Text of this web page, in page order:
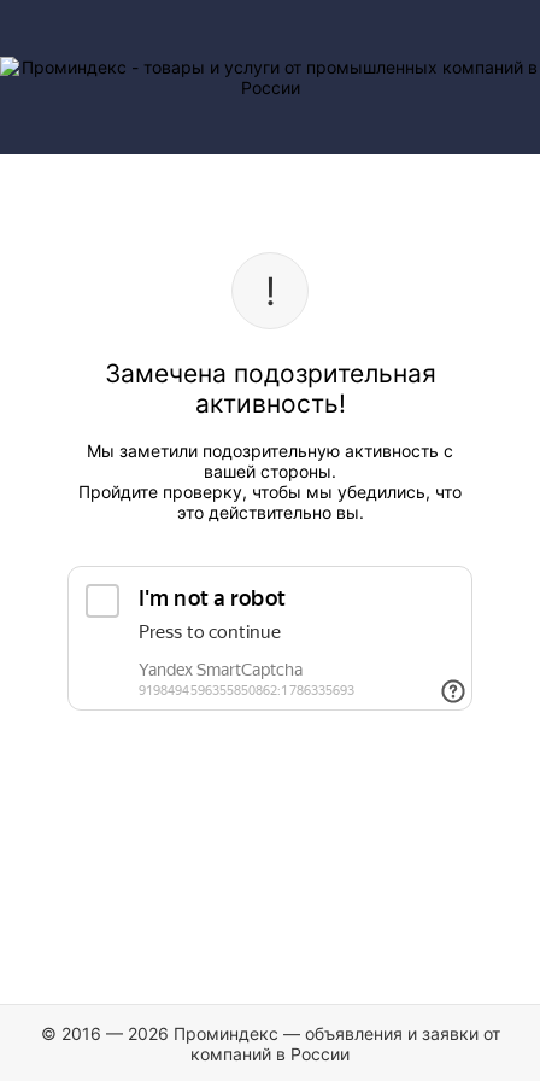
Замечена подозрительная
активность!
Мы заметили подозрительную активность с
вашей стороны.
Пройдите проверку, чтобы мы убедились, что
это действительно вы.
© 2016 — 2026 Проминдекс — объявления и заявки от
компаний в России